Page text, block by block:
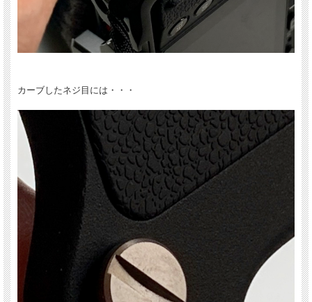
真円でない不規則な形は、複数種類のネジに対応するためです。
コインのカーブに沿った丸いねじ目にも、真っ直ぐな平たいねじ目、マイナスドラ
イバー一般としてもご使用可能です。
カーブしたネジ目には・・・